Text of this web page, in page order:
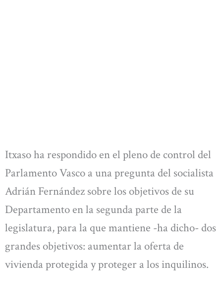
Itxaso ha respondido en el pleno de control del
Parlamento Vasco a una pregunta del socialista
Adrián Fernández sobre los objetivos de su
Departamento en la segunda parte de la
legislatura, para la que mantiene -ha dicho- dos
grandes objetivos: aumentar la oferta de
vivienda protegida y proteger a los inquilinos.